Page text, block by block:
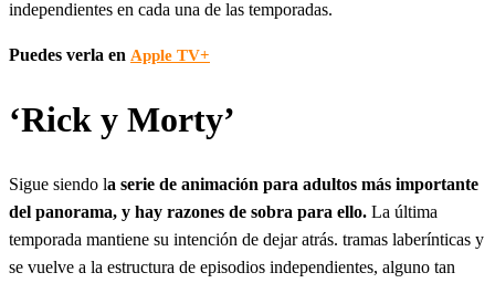
independientes en cada una de las temporadas.
Puedes verla en Apple TV+
‘Rick y Morty’
Sigue siendo la serie de animación para adultos más importante
del panorama, y hay razones de sobra para ello. La última
temporada mantiene su intención de dejar atrás. tramas laberínticas y
se vuelve a la estructura de episodios independientes, alguno tan